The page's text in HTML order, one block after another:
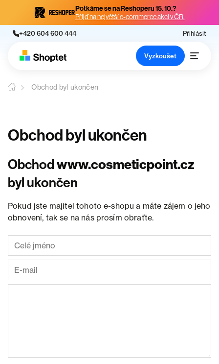
Potkáme se na Reshoperu 15. 10.?
Přijď na největší e-commerce akci v ČR.
+420 604 600 444 Přihlásit
Vyzkoušet
Obchod byl ukončen
Obchod byl ukončen
Obchodwww.cosmeticpoint.cz
byl ukončen
Pokud jste majitel tohoto e-shopu a máte zájem o jeho
obnovení, tak se na nás prosím obraťte.